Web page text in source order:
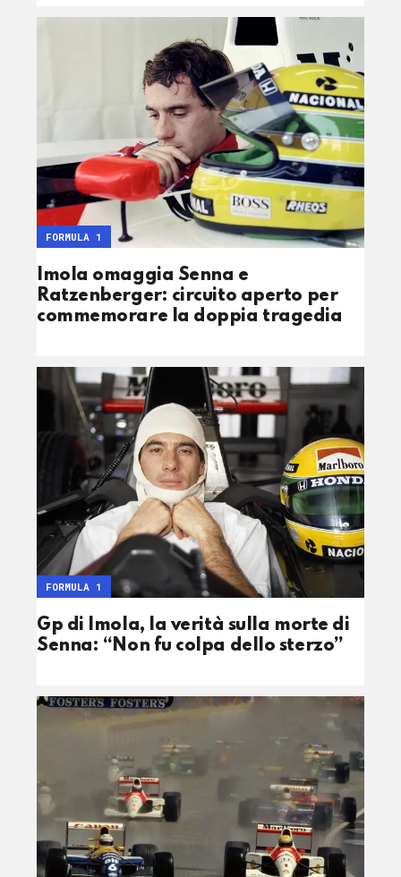
Imola omaggia Senna e
Ratzenberger: circuito aperto per
commemorare la doppia tragedia
FORMULA 1
Gp di Imola, la verità sulla morte di
Senna: “Non fu colpa dello sterzo”
FORMULA 1